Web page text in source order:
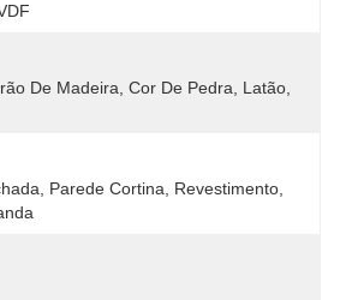
De Madeira, Cor De Pedra, Latão,
Parede Cortina, Revestimento,